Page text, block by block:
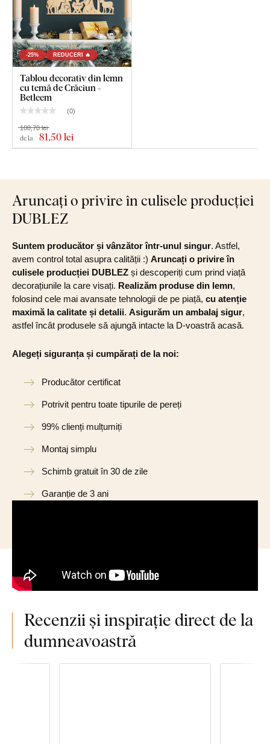
-25% REDUCERI 🔥
Tablou decorativ din lemn
cu temă de Crăciun -
Betleem
(0)
de la 81,50 lei
108,70 lei
Aruncați o privire în culisele producției
DUBLEZ
Suntem producător și vânzător într-unul singur. Astfel,
avem control total asupra calității :) Aruncați o privire în
culisele producției DUBLEZ și descoperiți cum prind viață
decorațiunile la care visați. Realizăm produse din lemn,
folosind cele mai avansate tehnologii de pe piață, cu atenție
maximă la calitate și detalii. Asigurăm un ambalaj sigur,
astfel încât produsele să ajungă intacte la D-voastră acasă.
Alegeți siguranța și cumpărați de la noi:
Producător certificat
Potrivit pentru toate tipurile de pereți
99% clienți mulțumiți
Montaj simplu
Schimb gratuit în 30 de zile
Garanție de 3 ani
Recenzii și inspirație direct de la
dumneavoastră